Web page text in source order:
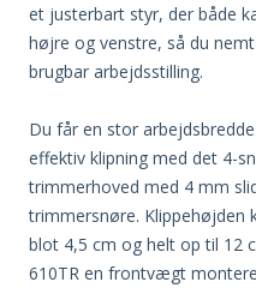
et justerbart styr, der både
højre og venstre, så du
brugbar arbejdsstilling.
Du får en stor
effektiv klipning med det 4-
trimmerhoved med 4 mm
trimmersnøre. Klippehøjden
blot 4,5 cm og helt op til 12
610TR en frontvægt